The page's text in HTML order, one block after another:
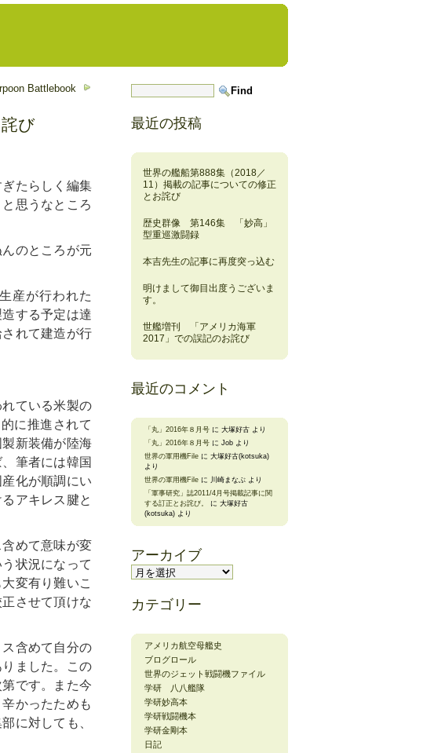
Battlebook
び
たらしく編集
思うなところ
のところが元
産が行われた
する予定は達
れて建造が行
ている米製の
に推進されて
新装備が陸海
筆者には韓国
化が順調にい
アキレス腱と
めて意味が変
状況になって
変有り難いこ
させて頂けな
含めて自分の
ました。この
です。また今
かったためも
に対しても、
最近の投稿
世界の艦船第888集（2018／
11）掲載の記事についての修正
とお詫び
歴史群像 第146集 「妙高」
型重巡激闘録
本吉先生の記事に再度突っ込む
明けまして御目出度うございま
す。
世艦増刊 「アメリカ海軍
2017」での誤記のお詫び
最近のコメント
「丸」2016年８月号 に 大塚好古 より
「丸」2016年８月号 に Job より
世界の軍用機File に 大塚好古(kotsuka)
より
世界の軍用機File に 川崎まなぶ より
「軍事研究」誌2011/4月号掲載記事に関
する訂正とお詫び。
に 大塚好古
(kotsuka) より
アーカイブ
ア
ー
イ
カテゴリー
アメリカ航空母艦史
ブログロール
世界のジェット戦闘機ファイル
学研 八八艦隊
学研妙高本
学研戦闘機本
学研金剛本
日記